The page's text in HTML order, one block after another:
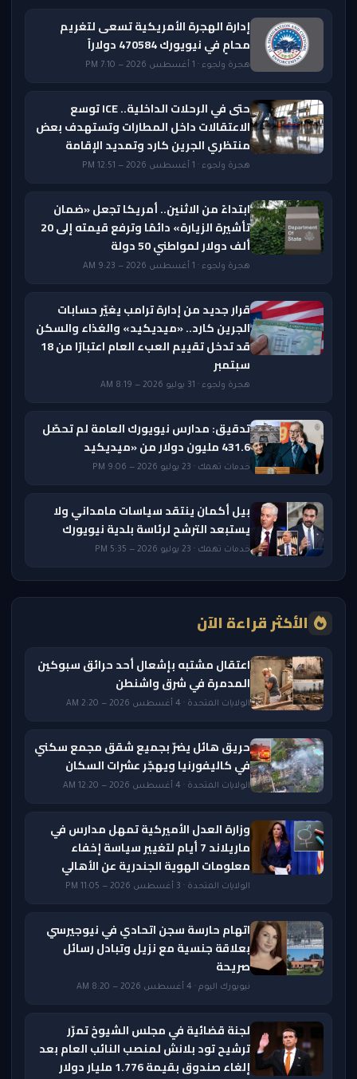
إدارة الهجرة الأمريكية تسعى لتغريم
محامٍ في نيويورك 470584 دولاراً
هجرة ولجوء · 1 أغسطس 2026 — 7:10 PM
حتى في الرحلات الداخلية.. ICE توسع
الاعتقالات داخل المطارات وتستهدف بعض
منتظري الجرين كارد وتمديد الإقامة
هجرة ولجوء · 1 أغسطس 2026 — 12:51 PM
ابتداءً من الاثنين.. أمريكا تجعل «ضمان
تأشيرة الزيارة» دائمًا وترفع قيمته إلى 20
ألف دولار لمواطني 50 دولة
هجرة ولجوء · 1 أغسطس 2026 — 9:23 AM
قرار جديد من إدارة ترامب يغيّر حسابات
الجرين كارد.. «ميديكيد» والغذاء والسكن
قد تدخل تقييم العبء العام اعتبارًا من 18
سبتمبر
هجرة ولجوء · 31 يوليو 2026 — 8:19 AM
تدقيق: مدارس نيويورك العامة لم تحصّل
431.6 مليون دولار من «ميديكيد
خدمات تهمك · 23 يوليو 2026 — 9:06 PM
بيل أكمان ينتقد سياسات مامداني ولا
يستبعد الترشح لرئاسة بلدية نيويورك
خدمات تهمك · 23 يوليو 2026 — 5:35 PM
الأكثر قراءة الآن
اعتقال مشتبه بإشعال أحد حرائق سبوكين
المدمرة في شرق واشنطن
الولايات المتحدة · 4 أغسطس 2026 — 2:20 AM
حريق هائل يضرّ بجميع شقق مجمع سكني
في كاليفورنيا ويهجّر عشرات السكان
الولايات المتحدة · 4 أغسطس 2026 — 12:20 AM
وزارة العدل الأميركية تمهل مدارس في
ماريلاند 7 أيام لتغيير سياسة إخفاء
معلومات الهوية الجندرية عن الأهالي
الولايات المتحدة · 3 أغسطس 2026 — 11:05 PM
اتهام حارسة سجن اتحادي في نيوجيرسي
بعلاقة جنسية مع نزيل وتبادل رسائل
صريحة
نيويورك اليوم · 4 أغسطس 2026 — 8:20 AM
لجنة قضائية في مجلس الشيوخ تمرّر
ترشيح تود بلانش لمنصب النائب العام بعد
إلغاء صندوق بقيمة 1.776 مليار دولار